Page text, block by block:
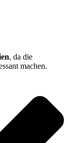
, da die
machen.